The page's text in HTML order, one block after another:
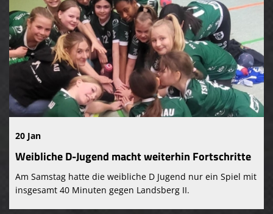
20 Jan
Weibliche D-Jugend macht weiterhin Fortschritte
Am Samstag hatte die weibliche D Jugend nur ein Spiel mit
insgesamt 40 Minuten gegen Landsberg II.